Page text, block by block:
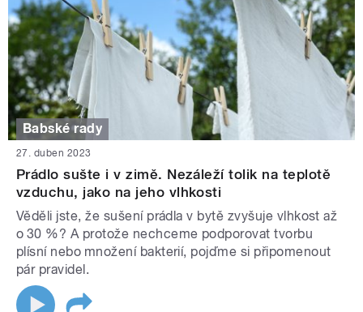
Babské rady
27. duben 2023
Prádlo sušte i v zimě. Nezáleží tolik na teplotě
vzduchu, jako na jeho vlhkosti
Věděli jste, že sušení prádla v bytě zvyšuje vlhkost až
o 30 %? A protože nechceme podporovat tvorbu
plísní nebo množení bakterií, pojďme si připomenout
pár pravidel.